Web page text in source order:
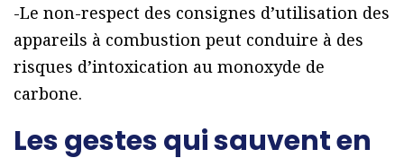
-Le non-respect des consignes d’utilisation des
appareils à combustion peut conduire à des
risques d’intoxication au monoxyde de
carbone.
Les gestes qui sauvent en